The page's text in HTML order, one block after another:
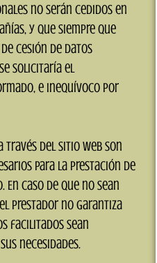
no serán cedidos en
y que siempre que
cesión de datos
solicitaría el
e inequívoco por
través del sitio web son
para la prestación de
caso de que no sean
prestador no garantiza
facilitados sean
necesidades.